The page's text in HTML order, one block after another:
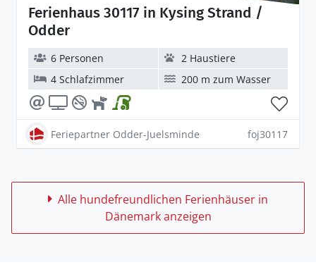
Ferienhaus 30117 in Kysing Strand /
Odder
6 Personen
2 Haustiere
4 Schlafzimmer
200 m zum Wasser
Feriepartner Odder-Juelsminde foj30117
Alle hundefreundlichen Ferienhäuser in
Dänemark anzeigen